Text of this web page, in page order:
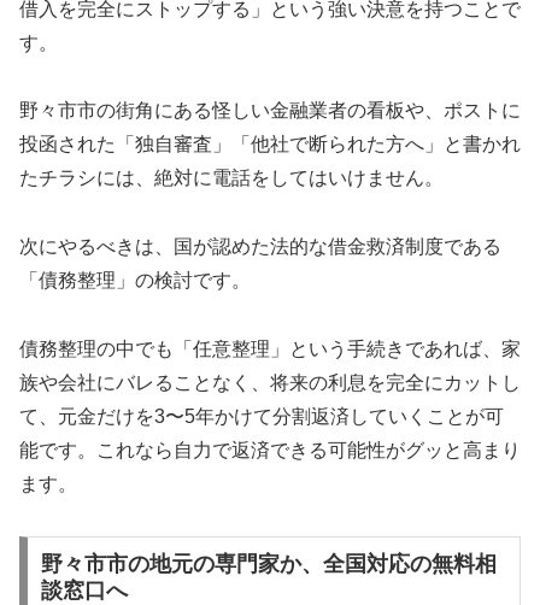
借入を完全にストップする」という強い決意を持つことで
す。
野々市市の街角にある怪しい金融業者の看板や、ポストに
投函された「独自審査」「他社で断られた方へ」と書かれ
たチラシには、絶対に電話をしてはいけません。
次にやるべきは、国が認めた法的な借金救済制度である
「債務整理」の検討です。
債務整理の中でも「任意整理」という手続きであれば、家
族や会社にバレることなく、将来の利息を完全にカットし
て、元金だけを3〜5年かけて分割返済していくことが可
能です。これなら自力で返済できる可能性がグッと高まり
ます。
野々市市の地元の専門家か、全国対応の無料相
談窓口へ